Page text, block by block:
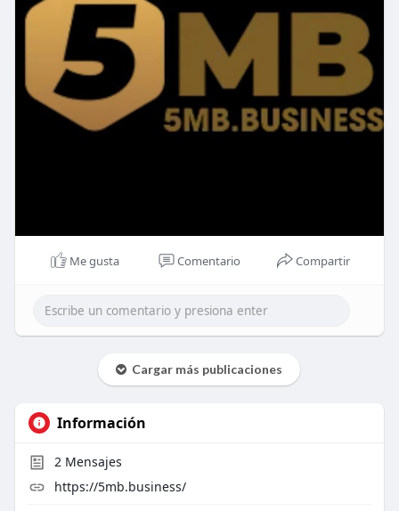
Me gusta Comentario Compartir
Cargar más publicaciones
Información
2Mensajes
https://5mb.business/